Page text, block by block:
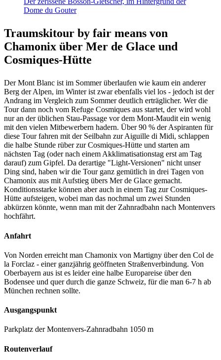
Dome du Gouter
Traumskitour by fair means von
Chamonix über Mer de Glace und
Cosmiques-Hütte
Der Mont Blanc ist im Sommer überlaufen wie kaum ein anderer
Berg der Alpen, im Winter ist zwar ebenfalls viel los - jedoch ist der
Andrang im Vergleich zum Sommer deutlich erträglicher. Wer die
Tour dann noch vom Refuge Cosmiques aus startet, der wird wohl
nur an der üblichen Stau-Passage vor dem Mont-Maudit ein wenig
mit den vielen Mitbewerbern hadern. Über 90 % der Aspiranten für
diese Tour fahren mit der Seilbahn zur Aiguille di Midi, schlappen
die halbe Stunde rüber zur Cosmiques-Hütte und starten am
nächsten Tag (oder nach einem Akklimatisationstag erst am Tag
darauf) zum Gipfel. Da derartige "Light-Versionen" nicht unser
Ding sind, haben wir die Tour ganz gemütlich in drei Tagen von
Chamonix aus mit Aufstieg übers Mer de Glace gemacht.
Konditionsstarke können aber auch in einem Tag zur Cosmiques-
Hütte aufsteigen, wobei man das nochmal um zwei Stunden
abkürzen könnte, wenn man mit der Zahnradbahn nach Montenvers
hochfährt.
Anfahrt
Von Norden erreicht man Chamonix von Martigny über den Col de
la Forclaz - einer ganzjährig geöffneten Straßenverbindung. Von
Oberbayern aus ist es leider eine halbe Europareise über den
Bodensee und quer durch die ganze Schweiz, für die man 6-7 h ab
München rechnen sollte.
Ausgangspunkt
Parkplatz der Montenvers-Zahnradbahn 1050 m
Routenverlauf